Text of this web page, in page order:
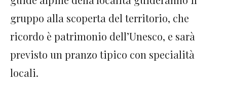
gruppo alla scoperta del territorio, che
ricordo è patrimonio dell’Unesco, e sarà
previsto un pranzo tipico con specialità
locali.